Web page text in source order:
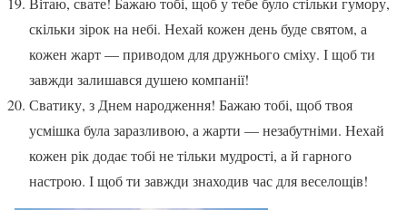
скільки зірок на небі. Нехай кожен день буде святом, а
кожен жарт — приводом для дружнього сміху. І щоб ти
завжди залишався душею компанії!
Сватику, з Днем народження! Бажаю тобі, щоб твоя
усмішка була заразливою, а жарти — незабутніми. Нехай
кожен рік додає тобі не тільки мудрості, а й гарного
настрою. І щоб ти завжди знаходив час для веселощів!